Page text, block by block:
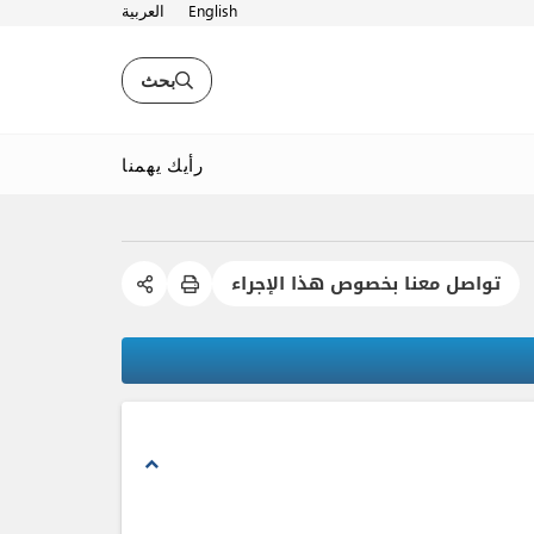
English العربية
بحث
رأيك يهمنا
تواصل معنا بخصوص هذا الإجراء
expand_less